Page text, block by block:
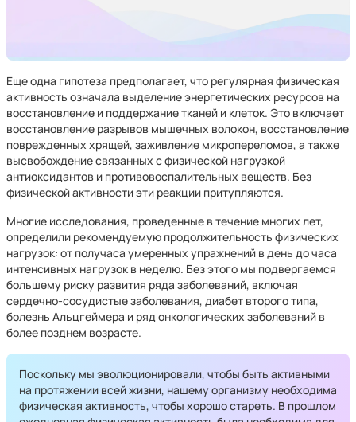
Еще одна гипотеза предполагает, что регулярная физическая
активность означала выделение энергетических ресурсов на
восстановление и поддержание тканей и клеток. Это включает
восстановление разрывов мышечных волокон, восстановление
поврежденных хрящей, заживление микропереломов, а также
высвобождение связанных с физической нагрузкой
антиоксидантов и противовоспалительных веществ. Без
физической активности эти реакции притупляются.
Многие исследования, проведенные в течение многих лет,
определили рекомендуемую продолжительность физических
нагрузок: от получаса умеренных упражнений в день до часа
интенсивных нагрузок в неделю. Без этого мы подвергаемся
большему риску развития ряда заболеваний, включая
сердечно-сосудистые заболевания, диабет второго типа,
болезнь Альцгеймера и ряд онкологических заболеваний в
более позднем возрасте.
Поскольку мы эволюционировали, чтобы быть активными
на протяжении всей жизни, нашему организму необходима
физическая активность, чтобы хорошо стареть. В прошлом